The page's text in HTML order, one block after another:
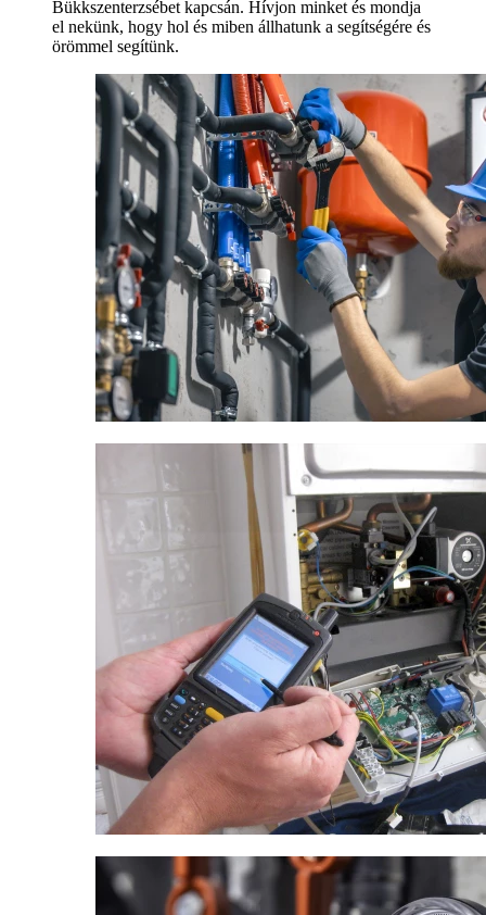
Bükkszenterzsébet kapcsán. Hívjon minket és mondja
el nekünk, hogy hol és miben állhatunk a segítségére és
örömmel segítünk.